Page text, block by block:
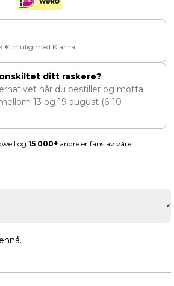
€ mulig med Klarna.
ditt raskere?
når du bestiller og motta
13 og 19 august (6-10
og 15 000+ andre er fans av våre
+